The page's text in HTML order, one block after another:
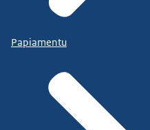
Papiamentu